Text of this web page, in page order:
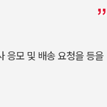
응모 및 배송 요청을 등을